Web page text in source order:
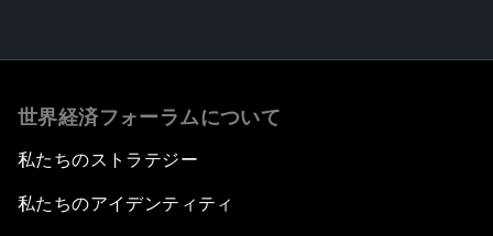
世界経済フォーラムについて
私たちのストラテジー
私たちのアイデンティティ